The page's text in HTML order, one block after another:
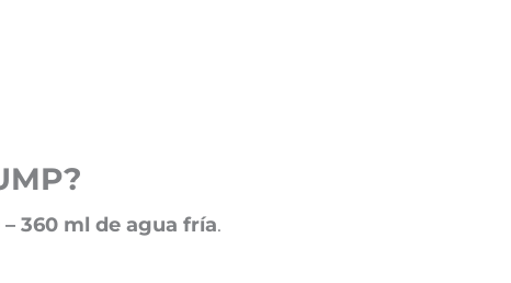
360 ml de agua fría.